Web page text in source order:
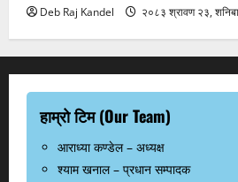
Deb Raj Kandel २०८३ श्रावण २३,
हाम्रो टिम (Our Team)
आराध्या कण्डेल – अध्यक्ष
श्याम खनाल – प्रधान सम्पादक